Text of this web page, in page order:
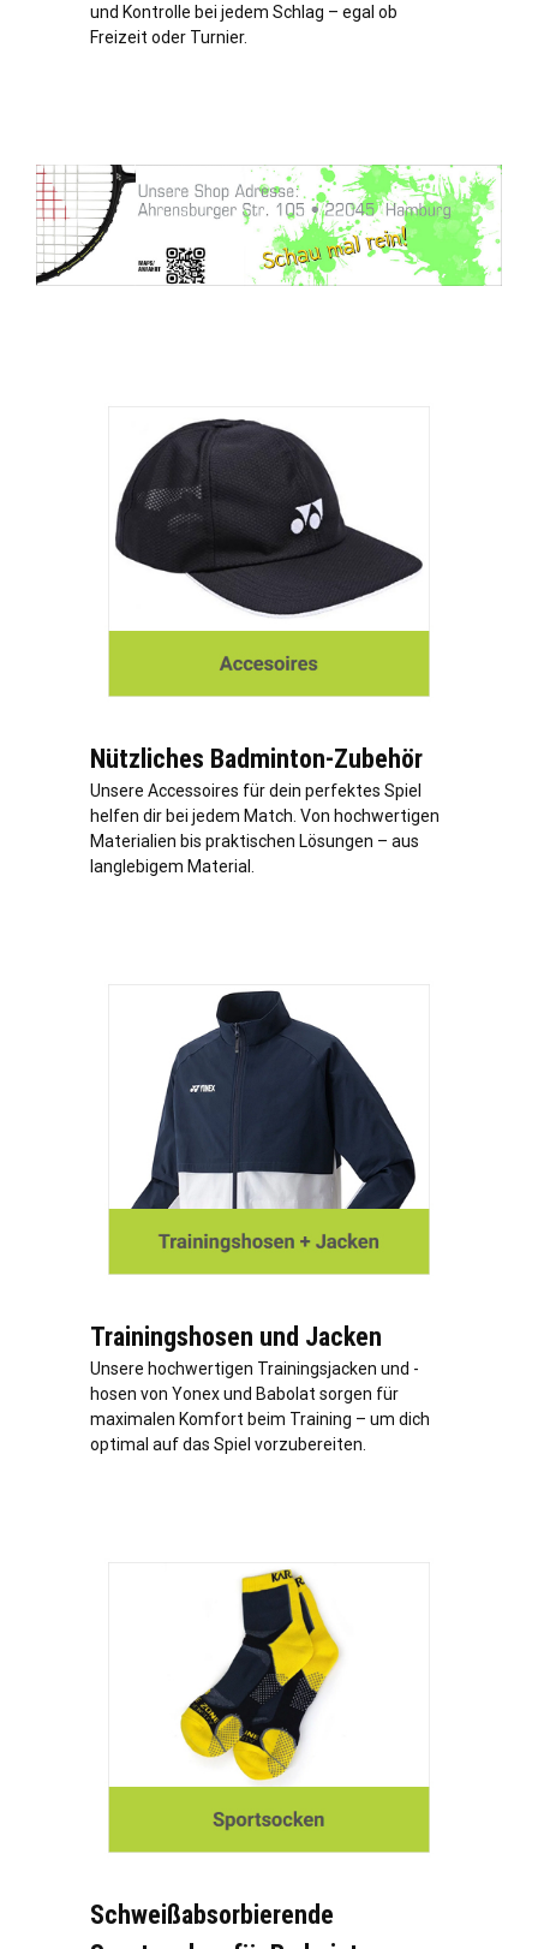
und Kontrolle bei jedem Schlag – egal ob
Freizeit oder Turnier.
Nützliches Badminton-Zubehör
Unsere Accessoires für dein perfektes Spiel
helfen dir bei jedem Match. Von hochwertigen
Materialien bis praktischen Lösungen – aus
langlebigem Material.
Trainingshosen und Jacken
Unsere hochwertigen Trainingsjacken und -
hosen von Yonex und Babolat sorgen für
maximalen Komfort beim Training – um dich
optimal auf das Spiel vorzubereiten.
Schweißabsorbierende